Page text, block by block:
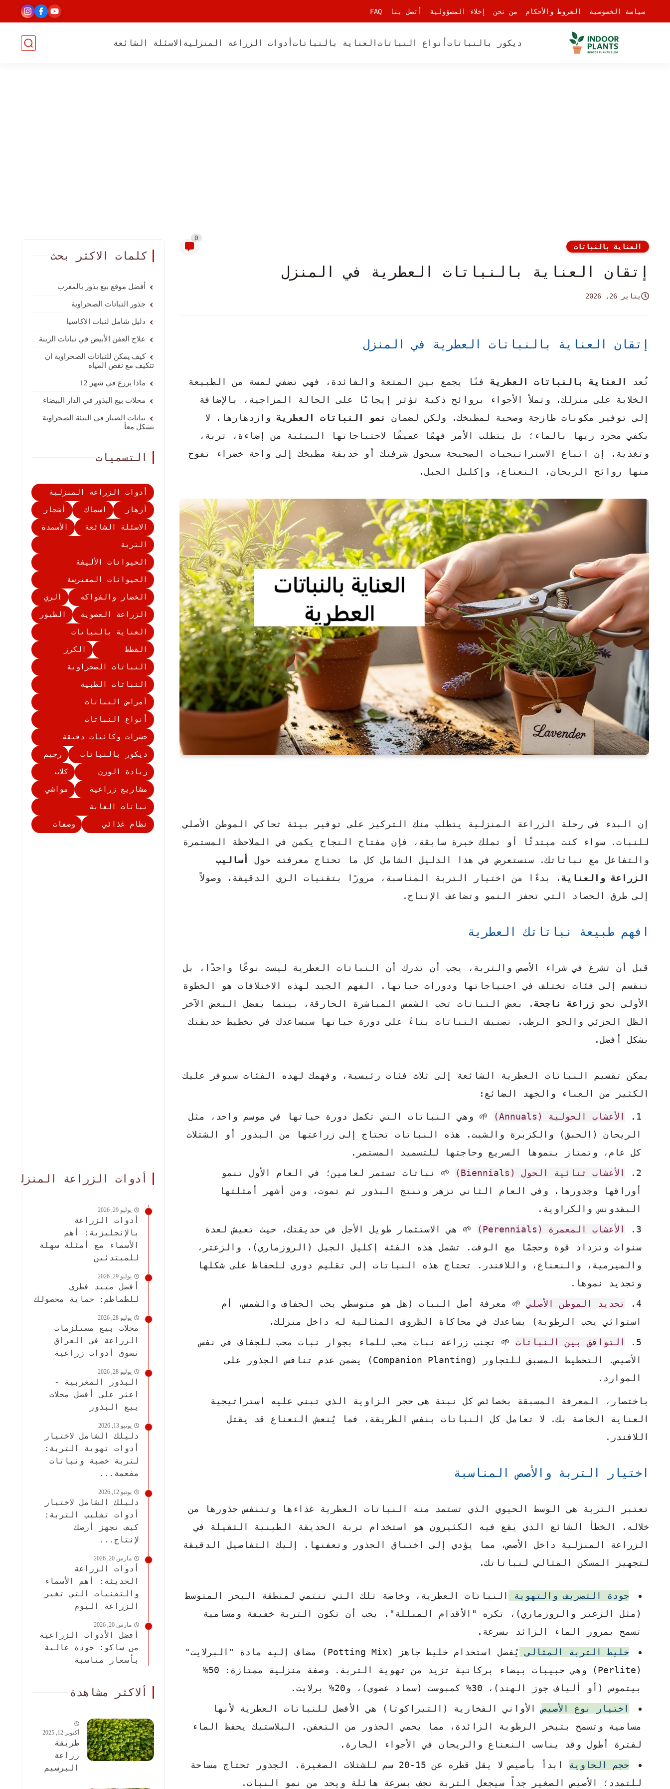
سياسة الخصوصية
الشروط والأحكام من نحن إخلاء المسؤولية أتصل بنا FAQ
ديكور بالنباتات أنواع النباتات العناية بالنباتات أدوات الزراعة المنزلية الاسئلة الشائعة
العناية بالنباتات
0
إتقان العناية بالنباتات العطرية في المنزل
يناير 26, 2026
إتقان العناية بالنباتات العطرية في المنزل
تُعد العناية بالنباتات العطرية فنًا يجمع بين المتعة والفائدة، فهي تضفي لمسة من الطبيعة
الخلابة على منزلك، وتملأ الأجواء بروائح ذكية تؤثر إيجابًا على الحالة المزاجية، بالإضافة
إلى توفير مكونات طازجة وصحية لمطبخك. ولكن لضمان
نمو النباتات العطرية وازدهارها، لا
يكفي مجرد ريها بالماء؛ بل يتطلب الأمر فهمًا عميقًا لاحتياجاتها البيئية من إضاءة، تربة،
وتغذية. إن اتباع الاستراتيجيات الصحيحة سيحول شرفتك أو حديقة مطبخك إلى واحة خضراء تفوح
منها روائح الريحان، النعناع، وإكليل الجبل.
إن البدء في رحلة الزراعة المنزلية يتطلب منك التركيز على توفير بيئة تحاكي الموطن الأصلي
للنبات. سواء كنت مبتدئًا أو تملك خبرة سابقة، فإن مفتاح النجاح يكمن في الملاحظة المستمرة
والتفاعل مع نباتاتك. سنستعرض في هذا الدليل الشامل كل ما تحتاج معرفته حول
أساليب
الزراعة والعناية، بدءًا من اختيار التربة المناسبة، مرورًا بتقنيات الري الدقيقة، وصولاً
إلى طرق الحصاد التي تحفز النمو وتضاعف الإنتاج.
افهم طبيعة نباتاتك العطرية
قبل أن تشرع في شراء الأصص والتربة، يجب أن تدرك أن النباتات العطرية ليست نوعًا واحدًا، بل
تنقسم إلى فئات تختلف في احتياجاتها ودورات حياتها. الفهم الجيد لهذه الاختلافات هو الخطوة
الأولى نحو زراعة ناجحة. بعض النباتات تحب الشمس المباشرة الحارقة، بينما يفضل البعض الآخر
الظل الجزئي والجو الرطب. تصنيف النباتات بناءً على دورة حياتها سيساعدك في تخطيط حديقتك
بشكل أفضل.
يمكن تقسيم النباتات العطرية الشائعة إلى ثلاث فئات رئيسية، وفهمك لهذه الفئات سيوفر عليك
الكثير من العناء والجهد الضائع:
الأعشاب الحولية (Annuals)
🌱 وهي النباتات التي تكمل دورة حياتها في موسم واحد، مثل
الريحان (الحبق) والكزبرة والشبت. هذه النباتات تحتاج إلى زراعتها من البذور أو الشتلات
كل عام، وتمتاز بنموها السريع وحاجتها للتسميد المستمر.
الأعشاب ثنائية الحول (Biennials)
🌱 نباتات تستمر لعامين؛ في العام الأول تنمو
أوراقها وجذورها، وفي العام الثاني تزهر وتنتج البذور ثم تموت، ومن أشهر أمثلتها
البقدونس والكراوية.
الأعشاب المعمرة (Perennials)
🌱 هي الاستثمار طويل الأجل في حديقتك، حيث تعيش لعدة
سنوات وتزداد قوة وحجمًا مع الوقت. تشمل هذه الفئة إكليل الجبل (الروزماري)، والزعتر،
والميرمية، والنعناع، واللافندر. تحتاج هذه النباتات إلى تقليم دوري للحفاظ على شكلها
وتجديد نموها.
تحديد الموطن الأصلي🌱 معرفة أصل النبات (هل هو متوسطي يحب الجفاف والشمس، أم
استوائي يحب الرطوبة) يساعدك في محاكاة الظروف المثالية له داخل منزلك.
التوافق بين النباتات 🌱 تجنب زراعة نبات محب للماء بجوار نبات محب للجفاف في نفس
الأصيص. التخطيط المسبق للتجاور (Companion Planting) يضمن عدم تنافس الجذور على
الموارد.
باختصار، المعرفة المسبقة بخصائص كل نبتة هي حجر الزاوية الذي تبني عليه استراتيجية
العناية الخاصة بك. لا تعامل كل النباتات بنفس الطريقة، فما يُنعش النعناع قد يقتل
اللافندر.
اختيار التربة والأصص المناسبة
تعتبر التربة هي الوسط الحيوي الذي تستمد منه النباتات العطرية غذاءها وتتنفس جذورها من
خلاله. الخطأ الشائع الذي يقع فيه الكثيرون هو استخدام تربة الحديقة الطينية الثقيلة في
الزراعة المنزلية داخل الأصص، مما يؤدي إلى اختناق الجذور وتعفنها. إليك التفاصيل الدقيقة
لتجهيز المسكن المثالي لنباتاتك.
جودة التصريف والتهوية
النباتات العطرية، وخاصة تلك التي تنتمي لمنطقة البحر المتوسط
(مثل الزعتر والروزماري)، تكره "الأقدام المبللة". يجب أن تكون التربة خفيفة ومسامية
تسمح بمرور الماء الزائد بسرعة.
خليط التربة المثالي
يُفضل استخدام خليط جاهز (Potting Mix) مضاف إليه مادة "البرلايت"
(Perlite) وهي حبيبات بيضاء بركانية تزيد من تهوية التربة. وصفة منزلية ممتازة: 50%
بيتموس (أو ألياف جوز الهند)، 30% كمبوست (سماد عضوي)، و20% برلايت.
اختيار نوع الأصيصالأواني الفخارية (التيراكوتا) هي الأفضل للنباتات العطرية لأنها
مسامية وتسمح بتبخر الرطوبة الزائدة، مما يحمي الجذور من التعفن. البلاستيك يحفظ الماء
لفترة أطول وقد يناسب النعناع والريحان في الأجواء الحارة.
حجم الحاوية
ابدأ بأصيص لا يقل قطره عن 15-20 سم للشتلات الصغيرة. الجذور تحتاج مساحة
للتمدد؛ الأصيص الصغير جداً سيجعل التربة تجف بسرعة هائلة ويحد من نمو النبات.
كلمات الاكثر بحث
أفضل موقع بيع بذور بالمغرب
جذور النباتات الصحراوية
دليل شامل لنبات الاكاسيا
علاج العفن الأبيض في نباتات الزينة
كيف يمكن للنباتات الصحراوية ان
تتكيف مع نقص المياه
ماذا يزرع في شهر 12
محلات بيع البذور في الدار البيضاء
نباتات الصبار في البيئة الصحراوية
تشكل معاً
التسميات
أدوات الزراعة المنزلية
أزهار
اسماك
أشجار
الاسئلة الشائعة
الأسمدة
التربة
الحيوانات الأليفة
الحيوانات المفترسة
الخضار والفواكه
الري
الزراعة العضوية
الطيور
العناية بالنباتات
القطط
الكرز
النباتات الصحراوية
النباتات الطبية
أمراض النباتات
أنواع النباتات
حشرات وكائنات دقيقة
ديكور بالنباتات
رجيم
زيادة الوزن
كلاب
مشاريع زراعية
مواشي
نباتات الغابة
نظام غذائي
وصفات
أدوات الزراعة المنزلية
يوليو 29, 2026
أدوات الزراعة
بالإنجليزية: أهم
الأسماء مع أمثلة سهلة
للمبتدئين
يوليو 29, 2026
أفضل مبيد فطري
للطماطم: حماية محصولك
يوليو 28, 2026
محلات بيع مستلزمات
الزراعة في العراق -
تسوق أدوات زراعية
يوليو 28, 2026
البذور المغربية -
اعثر على أفضل محلات
بيع البذور
يونيو 13, 2026
دليلك الشامل لاختيار
أدوات تهوية التربة:
لتربة خصبة ونباتات
مفعمة...
يونيو 12, 2026
دليلك الشامل لاختيار
أدوات تقليب التربة:
كيف تجهز أرضك
لإنتاج...
مارس 20, 2026
أدوات الزراعة
الحديثة: أهم الأسماء
والتقنيات التي تغير
الزراعة اليوم
مارس 20, 2026
أفضل الأدوات الزراعية
من ساكو: جودة عالية
بأسعار مناسبة
ألاكثر مشاهدة
أكتوبر 12, 2025
طريقة
زراعة
البرسيم